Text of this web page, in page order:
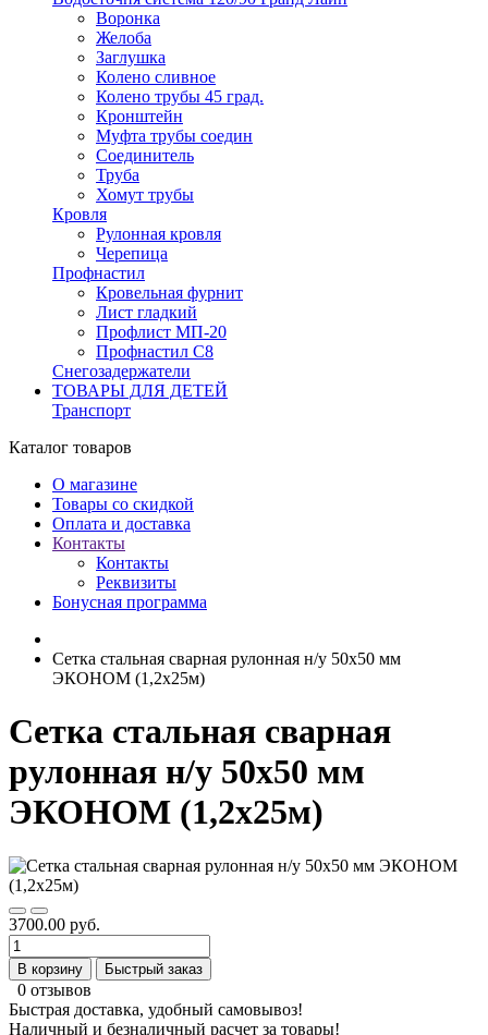
Воронка
Желоба
Заглушка
Колено сливное
Колено трубы 45 град.
Кронштейн
Муфта трубы соедин
Соединитель
Труба
Хомут трубы
Кровля
Рулонная кровля
Черепица
Профнастил
Кровельная фурнит
Лист гладкий
Профлист МП-20
Профнастил С8
Снегозадержатели
ТОВАРЫ ДЛЯ ДЕТЕЙ
Транспорт
Каталог товаров
О магазине
Товары со скидкой
Оплата и доставка
Контакты
Контакты
Реквизиты
Бонусная программа
Сетка стальная сварная рулонная н/у 50х50 мм
ЭКОНОМ (1,2х25м)
Сетка стальная сварная
рулонная н/у 50х50 мм
ЭКОНОМ (1,2х25м)
3700.00 руб.
В корзину Быстрый заказ
0 отзывов
Быстрая доставка, удобный самовывоз!
Наличный и безналичный расчет за товары!